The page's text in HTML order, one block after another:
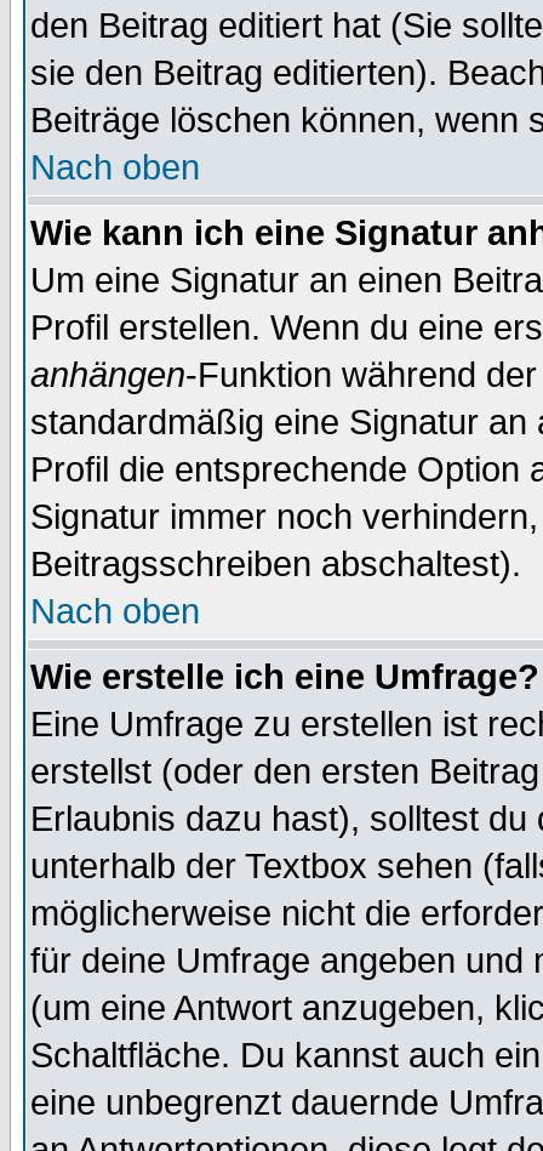
den Beitrag editiert hat (Sie
sie den Beitrag editierten).
Beiträge löschen können, wenn
Nach oben
Wie kann ich eine Signatur
Um eine Signatur an einen
Profil erstellen. Wenn du eine
anhängen-Funktion während
standardmäßig eine Signatur
Profil die entsprechende Option
Signatur immer noch
Beitragsschreiben abschaltest).
Nach oben
Wie erstelle ich eine Umfrage?
Eine Umfrage zu erstellen ist
erstellst (oder den ersten
Erlaubnis dazu hast), solltest
unterhalb der Textbox sehen
möglicherweise nicht die
für deine Umfrage angeben und
(um eine Antwort anzugeben,
Schaltfläche. Du kannst auch
eine unbegrenzt dauernde